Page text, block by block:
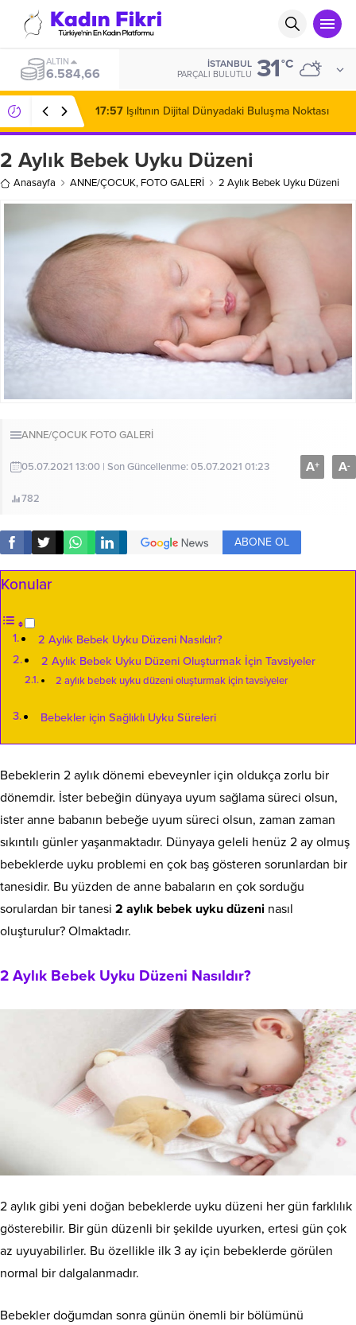
ALTIN
6.584,66
İSTANBUL
PARÇALI BULUTLU 31°C
17:57 Işıltının Dijital Dünyadaki Buluşma Noktası
2 Aylık Bebek Uyku Düzeni
Anasayfa ANNE/ÇOCUK, FOTO GALERİ 2 Aylık Bebek Uyku Düzeni
ANNE/ÇOCUK FOTO GALERİ
05.07.2021 13:00 | Son Güncellenme: 05.07.2021 01:23
782
A+ A-
ABONE OL
Konular
2 Aylık Bebek Uyku Düzeni Nasıldır?
2 Aylık Bebek Uyku Düzeni Oluşturmak İçin Tavsiyeler
2 aylık bebek uyku düzeni oluşturmak için tavsiyeler
Bebekler için Sağlıklı Uyku Süreleri
Bebeklerin 2 aylık dönemi ebeveynler için oldukça zorlu bir
dönemdir. İster bebeğin dünyaya uyum sağlama süreci olsun,
ister anne babanın bebeğe uyum süreci olsun, zaman zaman
sıkıntılı günler yaşanmaktadır. Dünyaya geleli henüz 2 ay olmuş
bebeklerde uyku problemi en çok baş gösteren sorunlardan bir
tanesidir. Bu yüzden de anne babaların en çok sorduğu
sorulardan bir tanesi 2 aylık bebek uyku düzeni nasıl
oluşturulur? Olmaktadır.
2 Aylık Bebek Uyku Düzeni Nasıldır?
2 aylık gibi yeni doğan bebeklerde uyku düzeni her gün farklılık
gösterebilir. Bir gün düzenli bir şekilde uyurken, ertesi gün çok
az uyuyabilirler. Bu özellikle ilk 3 ay için bebeklerde görülen
normal bir dalgalanmadır.
Bebekler doğumdan sonra günün önemli bir bölümünü